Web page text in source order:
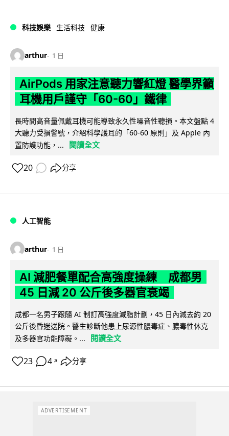
科技娛樂 生活科技 健康
arthur 1 日
AirPods 用家注意聽力響紅燈 醫學界籲
耳機用戶謹守「60-60」鐵律
長時間高音量佩戴耳機可能導致永久性噪音性聽損。本文盤點 4
大聽力受損警號，介紹科學護耳的「60-60 原則」及 Apple 內
置防護功能，...
閱讀全文
20 分享
人工智能
arthur 1 日
AI 減肥餐單配合高強度操練 成都男
45 日減 20 公斤後多器官衰竭
成都一名男子跟隨 AI 制訂高強度減脂計劃，45 日內減去約 20
公斤後昏迷送院。醫生診斷他患上尿源性膿毒症、膿毒性休克
及多器官功能障礙。...
閱讀全文
23 4 ↗ 分享
ADVERTISEMENT